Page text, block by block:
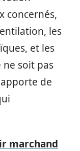
concernés,
les
et les
ne soit pas
de
marchand